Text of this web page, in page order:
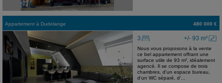
Appartement à Dudelange 480 000 €
+/- 93 m²
3
Nous vous proposons à la vente
ce bel appartement offrant une
surface utile de 93 m², idéalement
agencé. Il se compose de trois
chambres, d'un espace bureau,
d'un WC séparé, d'...